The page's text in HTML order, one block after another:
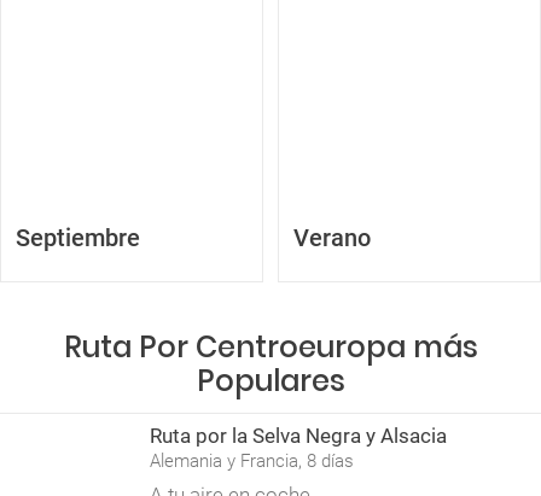
Septiembre Verano
Ruta Por Centroeuropa más
Populares
Ruta por la Selva Negra y Alsacia
Alemania y Francia, 8 días